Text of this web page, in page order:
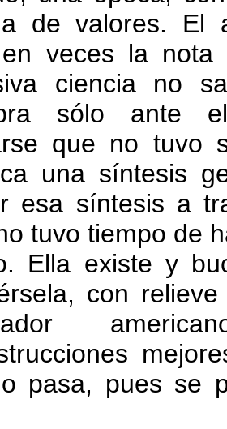
de valores. El
veces la
ciencia no
sólo ante
que no tuvo
una síntesis
esa síntesis a
tuvo tiempo de
Ella existe y
con
pasa, pues se